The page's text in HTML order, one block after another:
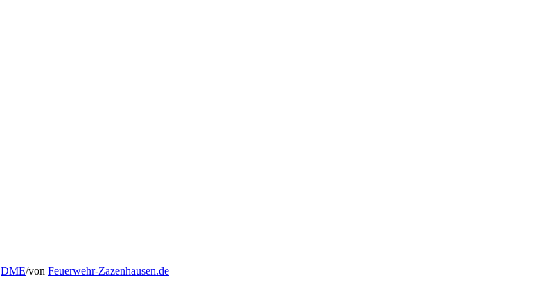
DME/von Feuerwehr-Zazenhausen.de